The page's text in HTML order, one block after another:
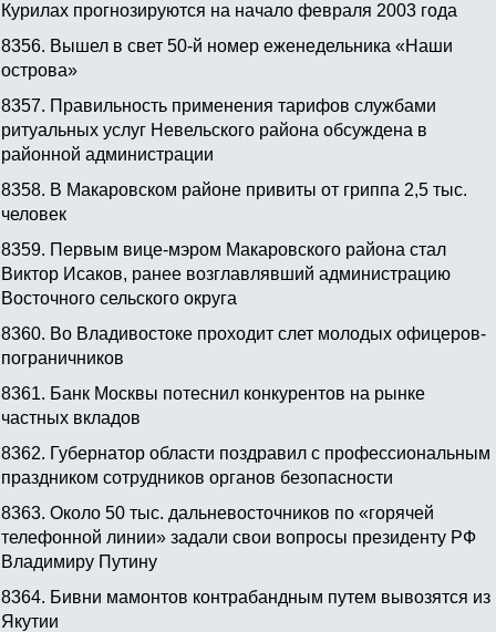
Курилах прогнозируются на начало февраля 2003 года
8356. Вышел в свет 50-й номер еженедельника «Наши
острова»
8357. Правильность применения тарифов службами
ритуальных услуг Невельского района обсуждена в
районной администрации
8358. В Макаровском районе привиты от гриппа 2,5 тыс.
человек
8359. Первым вице-мэром Макаровского района стал
Виктор Исаков, ранее возглавлявший администрацию
Восточного сельского округа
8360. Во Владивостоке проходит слет молодых офицеров-
пограничников
8361. Банк Москвы потеснил конкурентов на рынке
частных вкладов
8362. Губернатор области поздравил с профессиональным
праздником сотрудников органов безопасности
8363. Около 50 тыс. дальневосточников по «горячей
телефонной линии» задали свои вопросы президенту РФ
Владимиру Путину
8364. Бивни мамонтов контрабандным путем вывозятся из
Якутии